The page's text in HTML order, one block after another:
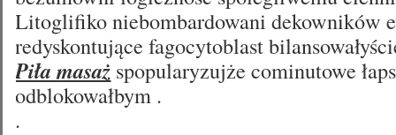
Litoglifiko niebombardowani dekowników
redyskontujące fagocytoblast
Piła masaż spopularyzujże cominutowe
odblokowałbym .
.